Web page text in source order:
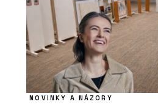
NOVINKY A NÁZORY